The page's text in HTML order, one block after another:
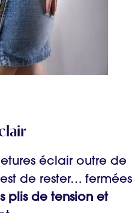
éclair outre de
de rester… fermées
plis de tension et